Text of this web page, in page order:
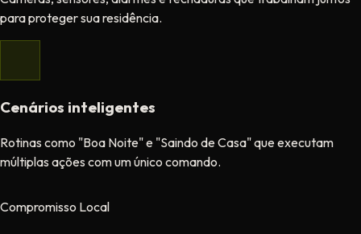
para proteger sua residência.
Cenários inteligentes
Rotinas como "Boa Noite" e "Saindo de Casa" que executam
múltiplas ações com um único comando.
Compromisso Local